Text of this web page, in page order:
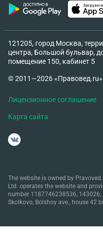
121205, город Москва,
центра, Большой бульвар,
помещение 150, кабинет 5
© 2011—2026
Лицензионное соглашение
Карта сайта
The website is owned by
Ltd. operates the website and
number 1187746238536,
Skolkovo, Bolshoy ave., house 42